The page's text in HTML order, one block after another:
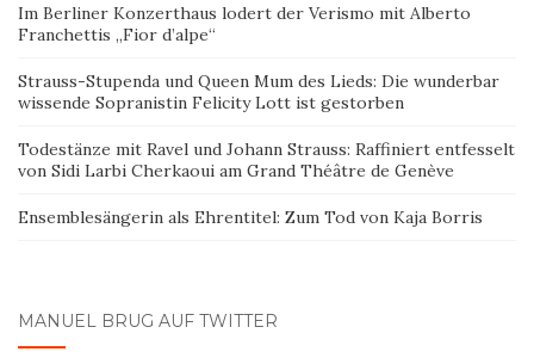
Im Berliner Konzerthaus lodert der Verismo mit Alberto
Franchettis „Fior d’alpe“
Strauss-Stupenda und Queen Mum des Lieds: Die wunderbar
wissende Sopranistin Felicity Lott ist gestorben
Todestänze mit Ravel und Johann Strauss: Raffiniert entfesselt
von Sidi Larbi Cherkaoui am Grand Théâtre de Genève
Ensemblesängerin als Ehrentitel: Zum Tod von Kaja Borris
MANUEL BRUG AUF TWITTER